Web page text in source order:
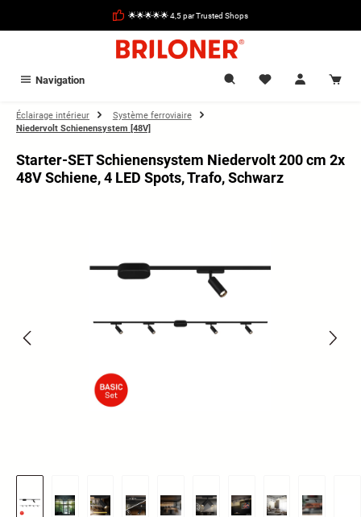
🌟🌟🌟🌟🌟 4,5 par Trusted Shops
Navigation
Éclairage intérieur
Système ferroviaire
Niedervolt Schienensystem [48V]
Starter-SET Schienensystem Niedervolt 200 cm 2x
48V Schiene, 4 LED Spots, Trafo, Schwarz